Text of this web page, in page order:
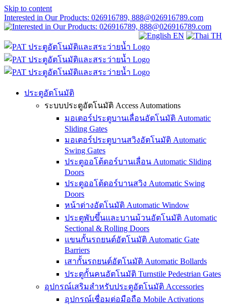
Skip to content
Interested in Our Products: 026916789, 888@026916789.com
EN TH
ประตูอัตโนมัติ
ระบบประตูอัตโนมัติ Access Automations
มอเตอร์ประตูบานเลื่อนอัตโนมัติ Automatic
Sliding Gates
มอเตอร์ประตูบานสวิงอัตโนมัติ Automatic
Swing Gates
ประตูออโต้ดอร์บานเลื่อน Automatic Sliding
Doors
ประตูออโต้ดอร์บานสวิง Automatic Swing
Doors
หน้าต่างอัตโนมัติ Automatic Window
ประตูพับขึ้นและบานม้วนอัตโนมัติ Automatic
Sectional & Rolling Doors
แขนกั้นรถยนต์อัตโนมัติ Automatic Gate
Barriers
เสากั้นรถยนต์อัตโนมัติ Automatic Bollards
ประตูกั้นคนอัตโนมัติ Turnstile Pedestrian Gates
อุปกรณ์เสริมสำหรับประตูอัตโนมัติ Accessories
อุปกรณ์เชื่อมต่อมือถือ Mobile Activations